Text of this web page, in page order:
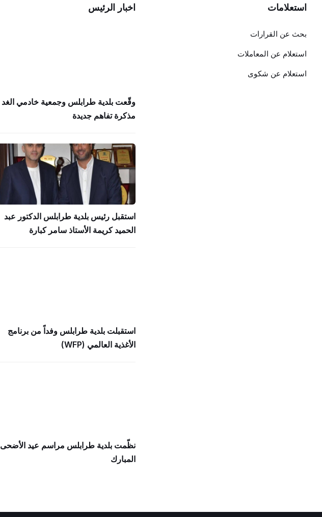
استعلامات
بحث عن القرارات
استعلام عن المعاملات
استعلام عن شكوى
اخبار الرئيس
وقّعت بلدية طرابلس وجمعية خادمي الغد
مذكرة تفاهم جديدة
استقبل رئيس بلدية طرابلس الدكتور عبد
الحميد كريمة الأستاذ سامر كبارة
استقبلت بلدية طرابلس وفداً من برنامج
الأغذية العالمي (WFP)
نظّمت بلدية طرابلس مراسم عيد الأضحى
المبارك